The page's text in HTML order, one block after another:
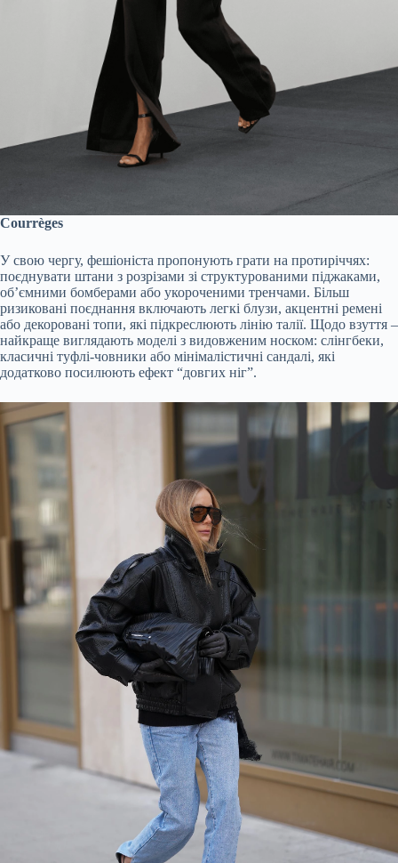
Courrèges
У свою чергу, фешіоніста пропонують грати на протиріччях:
поєднувати штани з розрізами зі структурованими піджаками,
об’ємними бомберами або укороченими тренчами. Більш
ризиковані поєднання включають легкі блузи, акцентні ремені
або декоровані топи, які підкреслюють лінію талії. Щодо взуття –
найкраще виглядають моделі з видовженим носком: слінгбеки,
класичні туфлі-човники або мінімалістичні сандалі, які
додатково посилюють ефект “довгих ніг”.